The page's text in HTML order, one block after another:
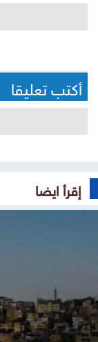
أكتب تعليقا
إقرأ ايضا